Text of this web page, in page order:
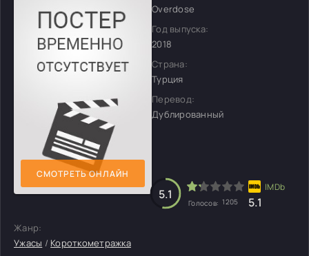
СМОТРЕТЬ ОНЛАЙН
Overdose
Год выпуска:
2018
Страна:
Турция
Перевод:
Дублированный
5.1
Голосов: 1205 5.1
Жанр:
Ужасы / Короткометражка